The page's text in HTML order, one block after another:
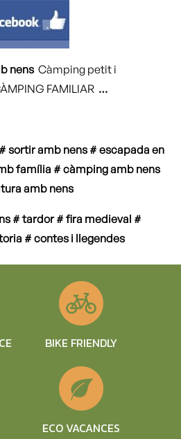
nens Càmping petit i
FAMILIAR …
sortir amb nens # escapada en
família # càmping amb nens
amb nens
# tardor # fira medieval #
# contes i llegendes
BIKE FRIENDLY
ECO VACANCES